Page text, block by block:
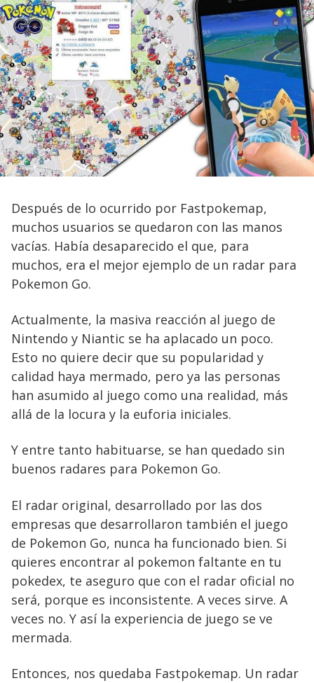
Después de lo ocurrido por Fastpokemap,
muchos usuarios se quedaron con las manos
vacías. Había desaparecido el que, para
muchos, era el mejor ejemplo de un radar para
Pokemon Go.
Actualmente, la masiva reacción al juego de
Nintendo y Niantic se ha aplacado un poco.
Esto no quiere decir que su popularidad y
calidad haya mermado, pero ya las personas
han asumido al juego como una realidad, más
allá de la locura y la euforia iniciales.
Y entre tanto habituarse, se han quedado sin
buenos radares para Pokemon Go.
El radar original, desarrollado por las dos
empresas que desarrollaron también el juego
de Pokemon Go, nunca ha funcionado bien. Si
quieres encontrar al pokemon faltante en tu
pokedex, te aseguro que con el radar oficial no
será, porque es inconsistente. A veces sirve. A
veces no. Y así la experiencia de juego se ve
mermada.
Entonces, nos quedaba Fastpokemap. Un radar